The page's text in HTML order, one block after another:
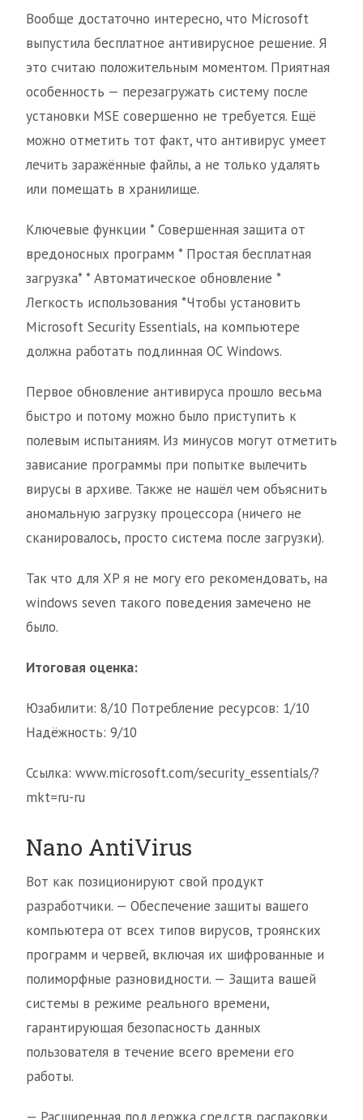
Вообще достаточно интересно, что Microsoft
выпустила бесплатное антивирусное решение. Я
это считаю положительным моментом. Приятная
особенность — перезагружать систему после
установки MSE совершенно не требуется. Ещё
можно отметить тот факт, что антивирус умеет
лечить заражённые файлы, а не только удалять
или помещать в хранилище.
Ключевые функции * Совершенная защита от
вредоносных программ * Простая бесплатная
загрузка* * Автоматическое обновление *
Легкость использования *Чтобы установить
Microsoft Security Essentials, на компьютере
должна работать подлинная ОС Windows.
Первое обновление антивируса прошло весьма
быстро и потому можно было приступить к
полевым испытаниям. Из минусов могут отметить
зависание программы при попытке вылечить
вирусы в архиве. Также не нашёл чем объяснить
аномальную загрузку процессора (ничего не
сканировалось, просто система после загрузки).
Так что для XP я не могу его рекомендовать, на
windows seven такого поведения замечено не
было.
Итоговая оценка:
Юзабилити: 8/10 Потребление ресурсов: 1/10
Надёжность: 9/10
Ссылка: www.microsoft.com/security_essentials/?
mkt=ru-ru
Nano AntiVirus
Вот как позиционируют свой продукт
разработчики. — Обеспечение защиты вашего
компьютера от всех типов вирусов, троянских
программ и червей, включая их шифрованные и
полиморфные разновидности. — Защита вашей
системы в режиме реального времени,
гарантирующая безопасность данных
пользователя в течение всего времени его
работы.